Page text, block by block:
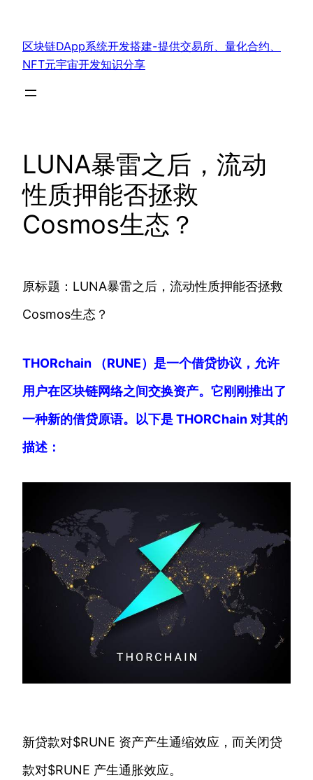
区块链DApp系统开发搭建-提供交易所、量化合约、
NFT元宇宙开发知识分享
LUNA暴雷之后，流动
性质押能否拯救
Cosmos生态？
原标题：LUNA暴雷之后，流动性质押能否拯救
Cosmos生态？
THORchain （RUNE）是一个借贷协议，允许
用户在区块链网络之间交换资产。它刚刚推出了
一种新的借贷原语。以下是 THORChain 对其的
描述：
新贷款对$RUNE 资产产生通缩效应，而关闭贷
款对$RUNE 产生通胀效应。